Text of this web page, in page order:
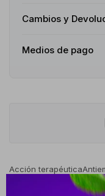
Cambios y
Medios de pago
Acción
Actúa como un